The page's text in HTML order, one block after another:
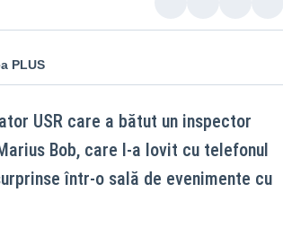
PLUS
USR care a bătut un inspector
Bob, care l-a lovit cu telefonul
într-o sală de evenimente cu